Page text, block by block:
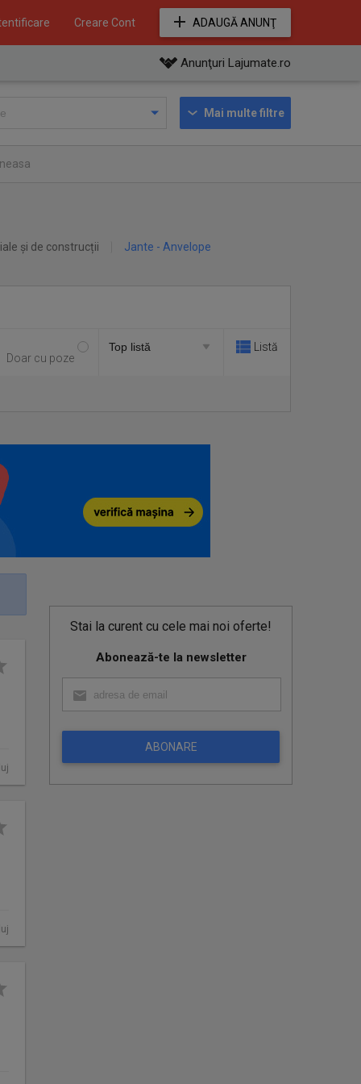
Creare Cont ADAUGĂ ANUNŢ
Anunţuri Lajumate.ro
Mai multe filtre
și de construcții Jante - Anvelope
Doar cu poze
Listă
Stai la curent cu cele mai noi oferte!
Abonează-te la newsletter
ABONARE